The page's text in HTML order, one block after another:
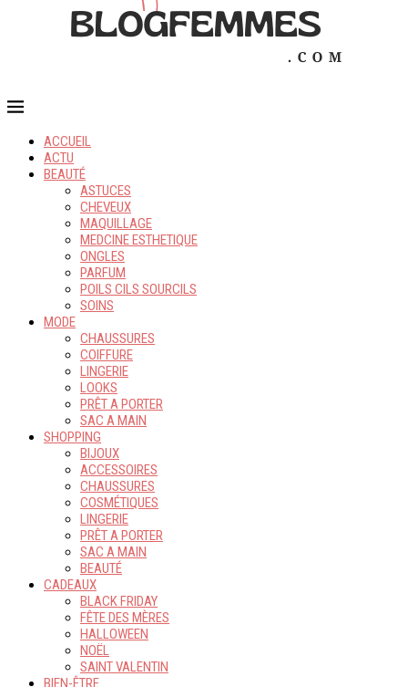
ACCUEIL
ACTU
BEAUTÉ
ASTUCES
CHEVEUX
MAQUILLAGE
MEDCINE ESTHETIQUE
ONGLES
PARFUM
POILS CILS SOURCILS
SOINS
MODE
CHAUSSURES
COIFFURE
LINGERIE
LOOKS
PRÊT A PORTER
SAC A MAIN
SHOPPING
BIJOUX
ACCESSOIRES
CHAUSSURES
COSMÉTIQUES
LINGERIE
PRÊT A PORTER
SAC A MAIN
BEAUTÉ
CADEAUX
BLACK FRIDAY
FÊTE DES MÈRES
HALLOWEEN
NOËL
SAINT VALENTIN
BIEN-ÊTRE